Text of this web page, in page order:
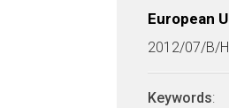
European
2012/07/B/
Keywords: